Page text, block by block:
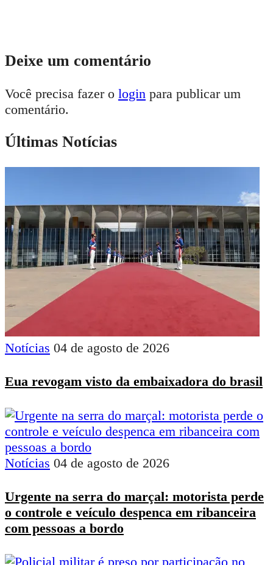
Deixe um comentário
Você precisa fazer o login para publicar um
comentário.
Últimas Notícias
Notícias 04 de agosto de 2026
Eua revogam visto da embaixadora do brasil
Notícias 04 de agosto de 2026
Urgente na serra do marçal: motorista perde
o controle e veículo despenca em ribanceira
com pessoas a bordo